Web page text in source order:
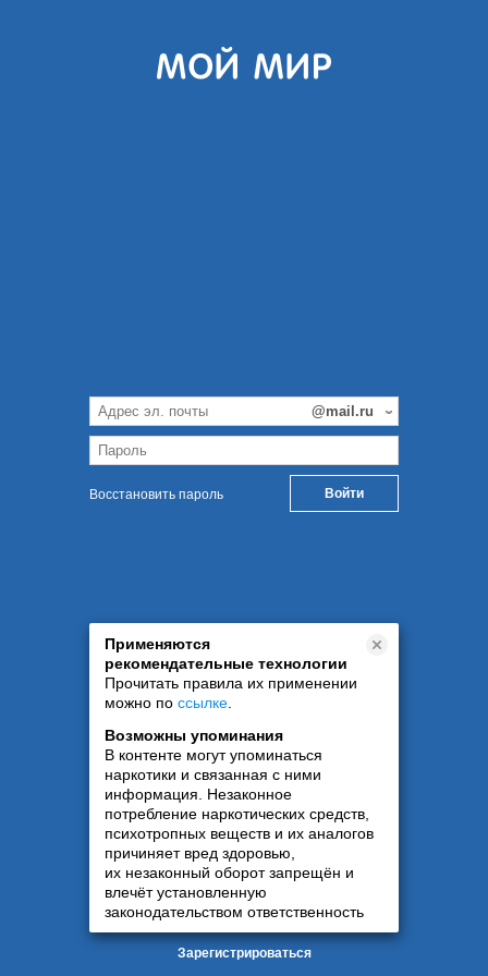
Восстановить пароль
Применяются
рекомендательные технологии
Прочитать правила их применении
можно по ссылке
Возможны упоминания
В контенте могут упоминаться
наркотики и связанная с ними
информация. Незаконное
потребление наркотических средств,
психотропных веществ и их аналогов
причиняет вред здоровью,
их незаконный оборот запрещён и
влечёт установленную
законодательством ответственность
Зарегистрироваться